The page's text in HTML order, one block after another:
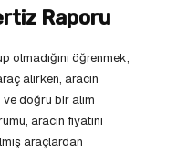
Raporu
olmadığını öğrenmek,
alırken, aracın
doğru bir alım
aracın fiyatını
araçlardan